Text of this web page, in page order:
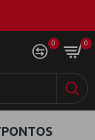
0 0